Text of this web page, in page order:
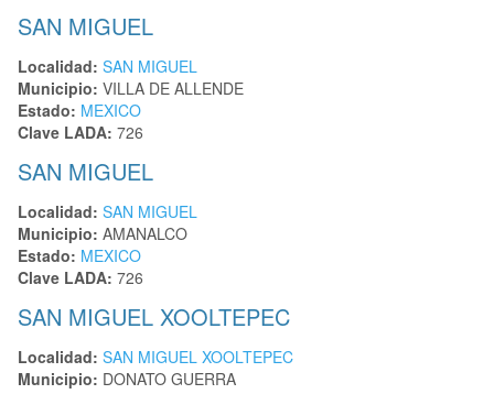
SAN MIGUEL
Localidad: SAN MIGUEL
Municipio: VILLA DE ALLENDE
Estado: MEXICO
Clave LADA: 726
SAN MIGUEL
Localidad: SAN MIGUEL
Municipio: AMANALCO
Estado: MEXICO
Clave LADA: 726
SAN MIGUEL XOOLTEPEC
Localidad: SAN MIGUEL XOOLTEPEC
Municipio: DONATO GUERRA